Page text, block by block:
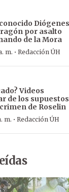
Diógenes
por asalto
de la Mora
m. · Redacción ÚH
Videos
de los supuestos
de Roselin
m. · Redacción ÚH